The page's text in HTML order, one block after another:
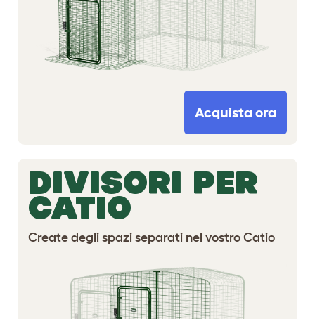
Acquista ora
DIVISORI PER
CATIO
Create degli spazi separati nel vostro Catio